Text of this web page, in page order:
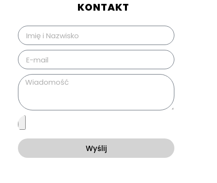
KONTAKT
Wyślij